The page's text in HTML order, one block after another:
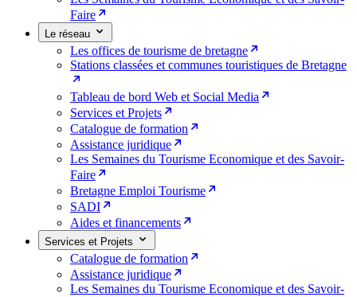
Faire
Le réseau
Les offices de tourisme de bretagne
Stations classées et communes touristiques de Bretagne
Tableau de bord Web et Social Media
Services et Projets
Catalogue de formation
Assistance juridique
Les Semaines du Tourisme Economique et des Savoir-
Faire
Bretagne Emploi Tourisme
SADI
Aides et financements
Services et Projets
Catalogue de formation
Assistance juridique
Les Semaines du Tourisme Economique et des Savoir-